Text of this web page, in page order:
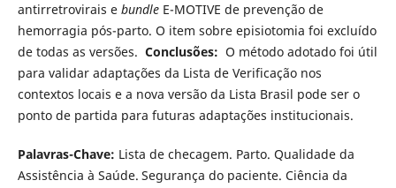
antirretrovirais e bundleE-MOTIVE de prevenção de
hemorragia pós-parto. O item sobre episiotomia foi excluído
de todas as versões. Conclusões: O método adotado foi útil
para validar adaptações da Lista de Verificação nos
contextos locais e a nova versão da Lista Brasil pode ser o
ponto de partida para futuras adaptações institucionais.
Palavras-Chave: Lista de checagem. Parto. Qualidade da
Assistência à Saúde. Segurança do paciente. Ciência da